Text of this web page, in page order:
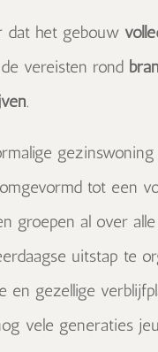
dat het gebouw
de vereisten rond
.
tot een
groepen al over
uitstap te
en gezellige
vele generaties